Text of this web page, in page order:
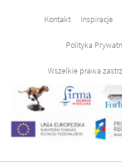
Kontakt Inspiracje
Polityka
Wszelkie prawa